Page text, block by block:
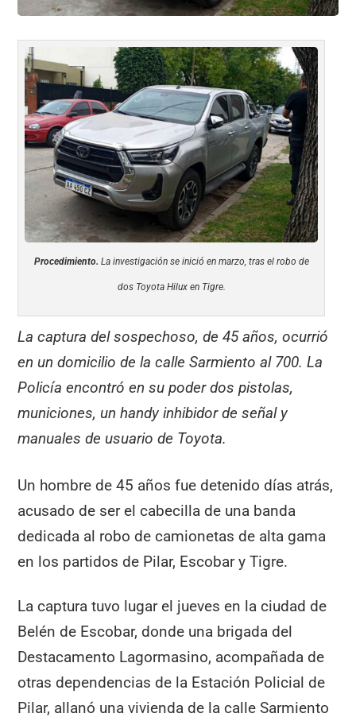
Procedimiento. La investigación se inició en marzo, tras el robo de
dos Toyota Hilux en Tigre.
La captura del sospechoso, de 45 años, ocurrió
en un domicilio de la calle Sarmiento al 700. La
Policía encontró en su poder dos pistolas,
municiones, un handy inhibidor de señal y
manuales de usuario de Toyota.
Un hombre de 45 años fue detenido días atrás,
acusado de ser el cabecilla de una banda
dedicada al robo de camionetas de alta gama
en los partidos de Pilar, Escobar y Tigre.
La captura tuvo lugar el jueves en la ciudad de
Belén de Escobar, donde una brigada del
Destacamento Lagormasino, acompañada de
otras dependencias de la Estación Policial de
Pilar, allanó una vivienda de la calle Sarmiento